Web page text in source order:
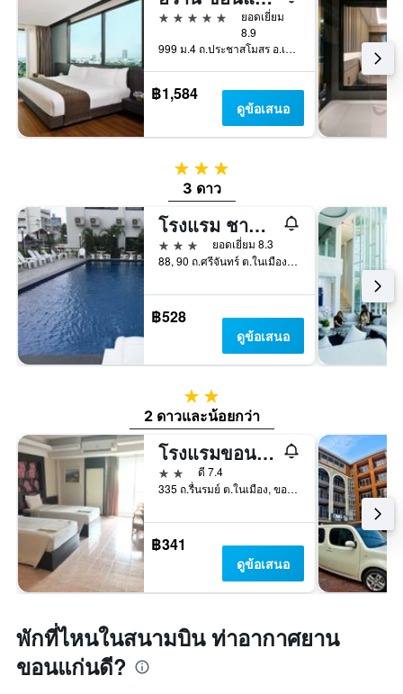
5 ดาว
ยอดเยี่ยม
8.9
999 ม.4 ถ.ประชาสโมสร อ.เมือง, ขอนแก่น, ประเทศไทย
฿1,584
ดูข้อเสนอ
3 ดาว
3 ดาว
โรงแรม ชาดา เวอแรนด้า
3 ดาว
ยอดเยี่ยม 8.3
88, 90 ถ.ศรีจันทร์ ต.ในเมือง, ขอนแก่น, ประเทศไทย
฿528
ดูข้อเสนอ
2 ดาว
2 ดาวและน้อยกว่า
โรงแรมขอนแก่นรื่นรมย์
2 ดาว
ดี 7.4
335 ถ.รื่นรมย์ ต.ในเมือง, ขอนแก่น, ประเทศไทย
฿341
ดูข้อเสนอ
พักที่ไหนในสนามบิน ท่าอากาศยาน
ขอนแก่นดี?